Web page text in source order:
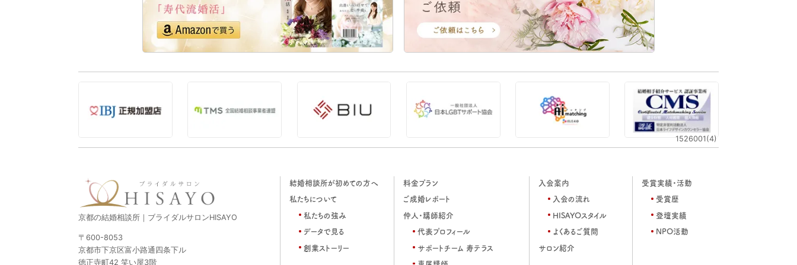
1526001(4)
京都の結婚相談所｜ブライダルサロンHISAYO
〒600-8053
京都市下京区富小路通四条下ル
徳正寺町42 笑い屋3階
結婚相談所が初めての方へ
私たちについて
私たちの強み
データで見る
創業ストーリー
料金プラン
ご成婚レポート
仲人・講師紹介
代表プロフィール
サポートチーム 寿テラス
入会案内
入会の流れ
HISAYOスタイル
よくあるご質問
サロン紹介
受賞実績・活動
受賞歴
登壇実績
NPO活動